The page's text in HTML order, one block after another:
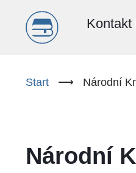
Menu
(PL)
Kontakt
Start ⟶ Národní
Národní